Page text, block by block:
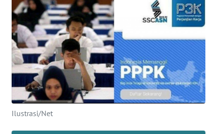
Ilustrasi/Net
LABUAN
BAJO
OPINI
Informasi
INDEKS
BERITA